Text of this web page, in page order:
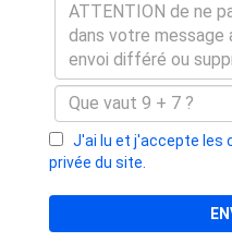
J'ai lu et j'accepte les
privée du site.